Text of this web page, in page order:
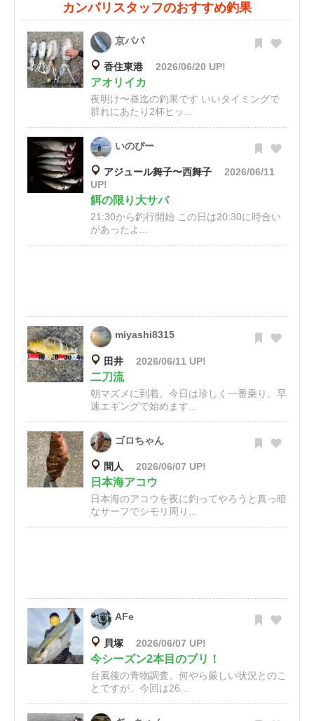
カンパリスタッフのおすすめ釣果
京パパ
香住東港 2026/06/20 UP!
アオリイカ
夜明け〜昼迄の釣果です いいタイミングで
群れにあたり2杯ヒッ...
いのぴー
アジュール舞子〜西舞子
2026/06/11
UP!
餌の限り大サバ
21:30から釣行開始 この日は20:30に時合い
があったよ...
miyashi8315
田井 2026/06/11 UP!
二刀流
朝マズメに到着。今日は珍しく一番乗り。早
速エギングで始めます...
ゴロちゃん
間人 2026/06/07 UP!
日本海アコウ
日本海のアコウを夜に釣ってやろうと真っ暗
なサーフでシモリ周り...
AFe
貝塚 2026/06/07 UP!
今シーズン2本目のブリ！
台風後の青物調査。何やら厳しい状況とのこ
とですが、今回は26...